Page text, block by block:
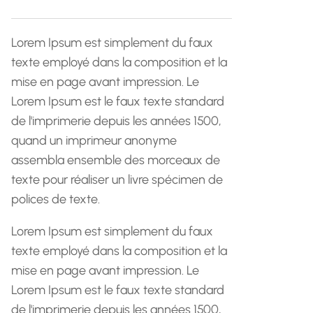
h
e
Lorem Ipsum est simplement du faux
texte employé dans la composition et la
mise en page avant impression. Le
Lorem Ipsum est le faux texte standard
de l'imprimerie depuis les années 1500,
quand un imprimeur anonyme
assembla ensemble des morceaux de
texte pour réaliser un livre spécimen de
polices de texte.
Lorem Ipsum est simplement du faux
texte employé dans la composition et la
mise en page avant impression. Le
Lorem Ipsum est le faux texte standard
de l'imprimerie depuis les années 1500,